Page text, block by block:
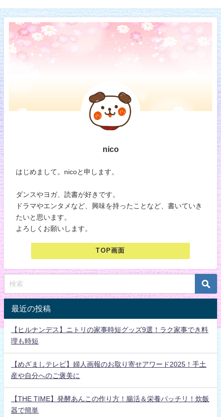
nico
はじめまして。nicoと申します。
ダンスやヨガ、読書が好きです。
ドラマやエンタメなど、興味を持ったことなど、書いていき
たいと思います。
よろしくお願いします。
TOP画面
最近の投稿
【ヒルナンデス】ニトリの家事時短グッズ9選！ラク家事でき料
理も時短
【めざましテレビ】婦人画報のお取り寄せアワード2025！手土
産や自分へのご褒美に
【THE TIME】発酵あんこの作り方！腸活＆栄養バッチリ！炊飯
器で簡単